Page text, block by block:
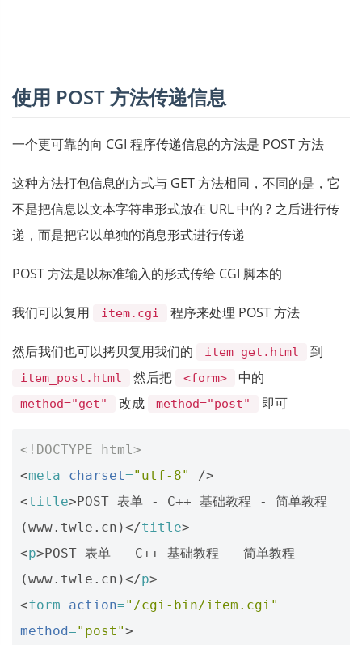
使用 POST 方法传递信息
一个更可靠的向 CGI 程序传递信息的方法是 POST 方法
这种方法打包信息的方式与 GET 方法相同，不同的是，它
不是把信息以文本字符串形式放在 URL 中的 ? 之后进行传
递，而是把它以单独的消息形式进行传递
POST 方法是以标准输入的形式传给 CGI 脚本的
我们可以复用 item.cgi 程序来处理 POST 方法
然后我们也可以拷贝复用我们的 item_get.html 到
item_post.html 然后把 <form> 中的
method="get" 改成 method="post" 即可
<!DOCTYPE html>
<meta charset="utf-8"
/>
<title>POST 表单 - C++ 基础教程 - 简单教程
(www.twle.cn)</title>
<p>POST 表单 - C++ 基础教程 - 简单教程
(www.twle.cn)</p>
<form action="/cgi-bin/item.cgi"
method="post">